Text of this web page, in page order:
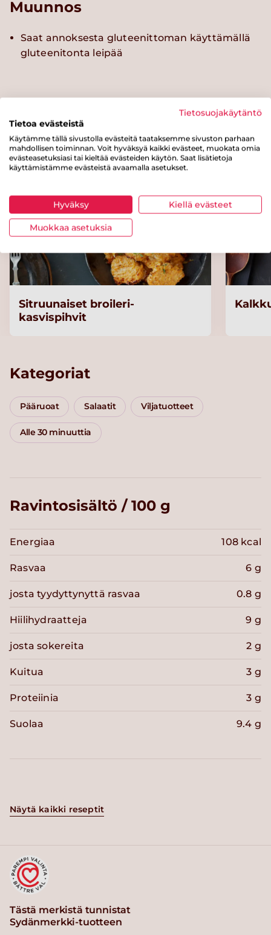
Muunnos
Saat annoksesta gluteenittoman käyttämällä
gluteenitonta leipää
Kokeile myös näitä reseptejä
Helppo
Sitruunaiset broileri-
kasvispihvit
Kategoriat
Pääruoat Salaatit Viljatuotteet
Alle 30 minuuttia
Ravintosisältö / 100 g
Energiaa 108 kcal
Rasvaa 6 g
josta tyydyttynyttä rasvaa 0.8 g
Hiilihydraatteja 9 g
josta sokereita 2 g
Kuitua 3 g
Proteiinia 3 g
Suolaa 9.4 g
Näytä kaikki reseptit
Tästä merkistä tunnistat
Sydänmerkki-tuotteen
Tietosuojakäytäntö
Tietoa evästeistä
Käytämme tällä sivustolla evästeitä taataksemme sivuston parhaan
mahdollisen toiminnan. Voit hyväksyä kaikki evästeet, muokata omia
evästeasetuksiasi tai kieltää evästeiden käytön. Saat lisätietoja
käyttämistämme evästeistä avaamalla asetukset.
Hyväksy Kiellä evästeet
Muokkaa asetuksia